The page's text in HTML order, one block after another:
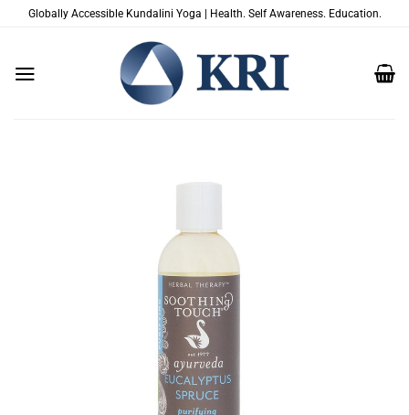
Globally Accessible Kundalini Yoga | Health. Self Awareness. Education.